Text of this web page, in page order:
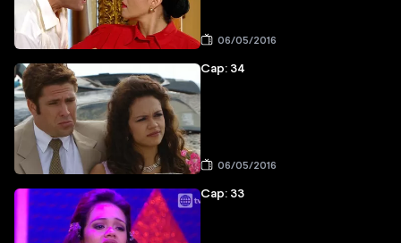
06/05/2016
Cap: 34
06/05/2016
Cap: 33